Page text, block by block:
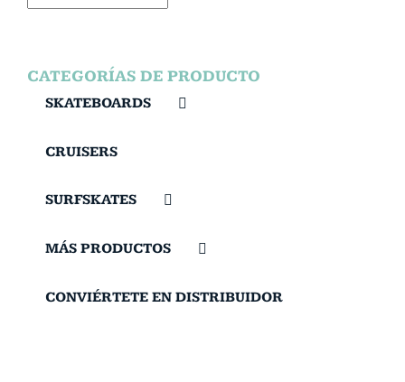
CATEGORÍAS DE PRODUCTO
SKATEBOARDS
CRUISERS
SURFSKATES
MÁS PRODUCTOS
CONVIÉRTETE EN DISTRIBUIDOR